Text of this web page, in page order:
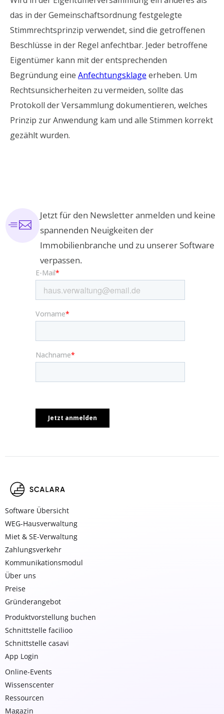
das in der Gemeinschaftsordnung festgelegte
Stimmrechtsprinzip verwendet, sind die getroffenen
Beschlüsse in der Regel anfechtbar. Jeder betroffene
Eigentümer kann mit der entsprechenden
Begründung eine Anfechtungsklage erheben. Um
Rechtsunsicherheiten zu vermeiden, sollte das
Protokoll der Versammlung dokumentieren, welches
Prinzip zur Anwendung kam und alle Stimmen korrekt
gezählt wurden.
Jetzt für den Newsletter anmelden und keine
spannenden Neuigkeiten der
Immobilienbranche und zu unserer Software
verpassen.
Software Übersicht
WEG-Hausverwaltung
Miet & SE-Verwaltung
Zahlungsverkehr
Kommunikationsmodul
Über uns
Preise
Gründerangebot
Produktvorstellung buchen
Schnittstelle facilioo
Schnittstelle casavi
App Login
Online-Events
Wissenscenter
Ressourcen
Magazin